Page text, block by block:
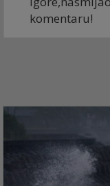
komentaru!